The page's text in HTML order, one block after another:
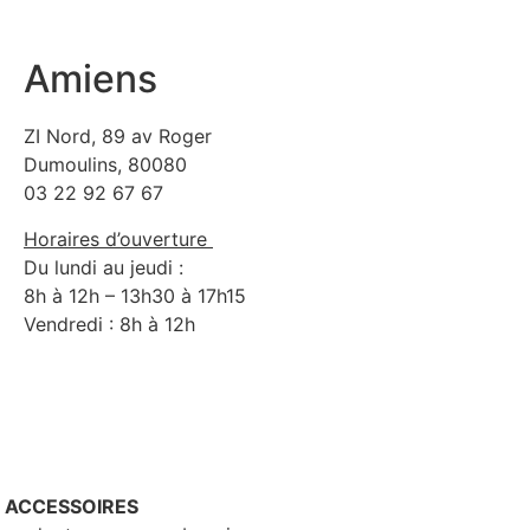
Amiens
ZI Nord, 89 av Roger
Dumoulins, 80080
03 22 92 67 67
Horaires d’ouverture
Du lundi au jeudi :
8h à 12h – 13h30 à 17h15
Vendredi : 8h à 12h
ACCESSOIRES